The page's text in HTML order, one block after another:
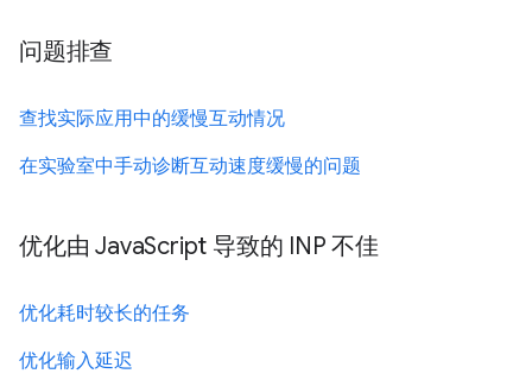
问题排查
查找实际应用中的缓慢互动情况
在实验室中手动诊断互动速度缓慢的问题
优化由 JavaScript 导致的 INP 不佳
优化耗时较长的任务
优化输入延迟